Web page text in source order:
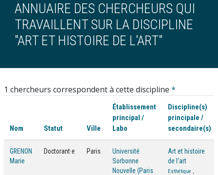
ANNUAIRE DES CHERCHEURS QUI
TRAVAILLENT SUR LA DISCIPLINE
"ART ET HISTOIRE DE L'ART"
1 chercheurs correspondent à cette discipline *
Nom Statut Ville
Établissement
principal /
Labo
Discipline(s)
principale /
secondaire(s)
GRENON
Marie
Doctorant·e Paris
Université
Sorbonne
Nouvelle (Paris
Art et histoire
de l'art
Esthétique ,